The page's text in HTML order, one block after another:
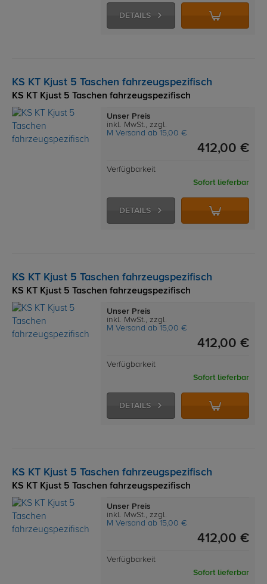
DETAILS
KS KT Kjust 5 Taschen fahrzeugspezifisch
KS KT Kjust 5 Taschen fahrzeugspezifisch
Unser Preis
inkl. MwSt., zzgl.
M Versand ab 15,00 €
412,00 €
Verfügbarkeit
Sofort lieferbar
DETAILS
KS KT Kjust 5 Taschen fahrzeugspezifisch
KS KT Kjust 5 Taschen fahrzeugspezifisch
Unser Preis
inkl. MwSt., zzgl.
M Versand ab 15,00 €
412,00 €
Verfügbarkeit
Sofort lieferbar
DETAILS
KS KT Kjust 5 Taschen fahrzeugspezifisch
KS KT Kjust 5 Taschen fahrzeugspezifisch
Unser Preis
inkl. MwSt., zzgl.
M Versand ab 15,00 €
412,00 €
Verfügbarkeit
Sofort lieferbar